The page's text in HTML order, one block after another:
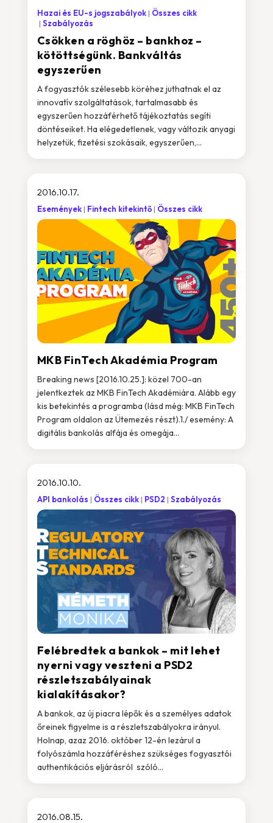
Csökken a röghöz – bankhoz –
kötöttségünk. Bankváltás
egyszerűen
Hazai és EU-s jogszabályok
Összes cikk
Szabályozás
A fogyasztók szélesebb köréhez juthatnak el az
innovatív szolgáltatások, tartalmasabb és
egyszerűen hozzáférhető tájékoztatás segíti
döntéseiket. Ha elégedetlenek, vagy változik anyagi
helyzetük, fizetési szokásaik, egyszerűen,...
MKB FinTech Akadémia Program
2016.10.17.
Események Fintech kitekintő Összes cikk
Breaking news [2016.10.25.]: közel 700-an
jelentkeztek az MKB FinTech Akadémiára. Alább egy
kis betekintés a programba (lásd még: MKB FinTech
Program oldalon az Ütemezés részt).1./ esemény: A
digitális bankolás alfája és omegája...
Felébredtek a bankok – mit lehet
nyerni vagy veszteni a PSD2
részletszabályainak
kialakításakor?
2016.10.10.
API bankolás Összes cikk PSD2 Szabályozás
A bankok, az új piacra lépők és a személyes adatok
őreinek figyelme is a részletszabályokra irányul.
Holnap, azaz 2016. október 12-én lezárul a
folyószámla hozzáféréshez szükséges fogyasztói
authentikációs eljárásról szóló...
2016.08.15.